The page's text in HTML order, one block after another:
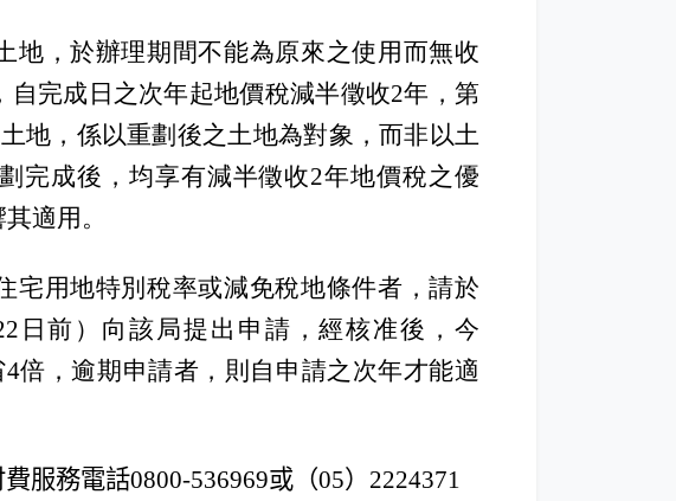
地，於辦理期間不能為原來之使用而無收
完成日之次年起地價稅減半徵收2年，第
地，係以重劃後之土地為對象，而非以土
完成後，均享有減半徵收2年地價稅之優
適用。
宅用地特別稅率或減免稅地條件者，請於
日前）向該局提出申請，經核准後，今
4倍，逾期申請者，則自申請之次年才能適
服務電話0800-536969或（05） 2224371